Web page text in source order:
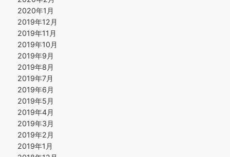
2020年1月
2019年12月
2019年11月
2019年10月
2019年9月
2019年8月
2019年7月
2019年6月
2019年5月
2019年4月
2019年3月
2019年2月
2019年1月